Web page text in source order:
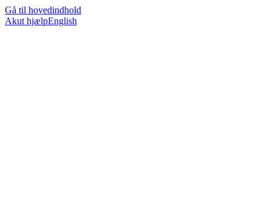
Gå til hovedindhold
Akut hjælpEnglish